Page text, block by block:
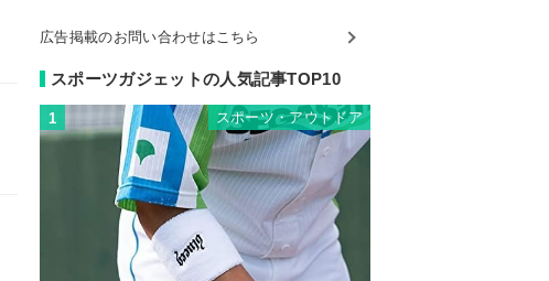
広告掲載のお問い合わせはこちら
スポーツガジェットの人気記事TOP10
1 スポーツ・アウトドア